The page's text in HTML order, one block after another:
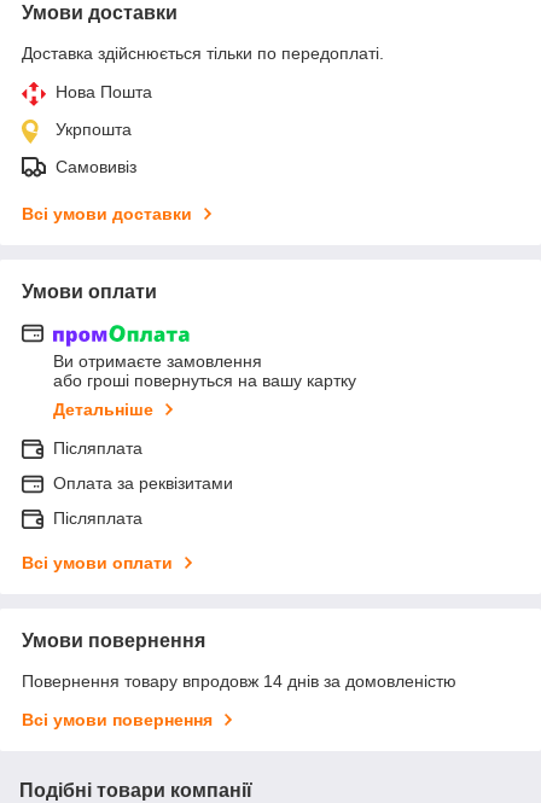
Умови доставки
Доставка здійснюється тільки по передоплаті.
Нова Пошта
Укрпошта
Самовивіз
Всі умови доставки
Умови оплати
Ви отримаєте замовлення
або гроші повернуться на вашу картку
Детальніше
Післяплата
Оплата за реквізитами
Післяплата
Всі умови оплати
Умови повернення
Повернення товару впродовж 14 днів за домовленістю
Всі умови повернення
Подібні товари компанії